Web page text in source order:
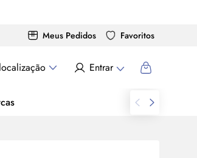
Meus Pedidos Favoritos
Entrar